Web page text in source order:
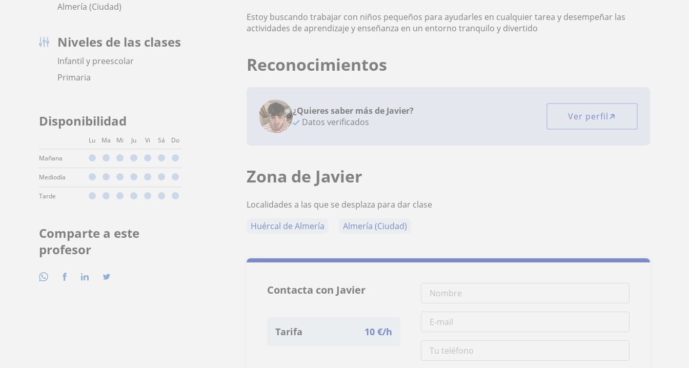
Almería (Ciudad)
Niveles de las clases
Infantil y preescolar
Primaria
Disponibilidad
Lu Ma Mi Ju Vi Sá Do
Mañana
Mediodía
Tarde
Comparte a este
profesor
Estoy buscando trabajar con niños pequeños para ayudarles en cualquier tarea y desempeñar las
actividades de aprendizaje y enseñanza en un entorno tranquilo y divertido
Reconocimientos
¿Quieres saber más de Javier?
Datos verificados
Ver perfil
Zona de Javier
Localidades a las que se desplaza para dar clase
Huércal de Almería
Almería (Ciudad)
Contacta con Javier
Tarifa 10 €/h